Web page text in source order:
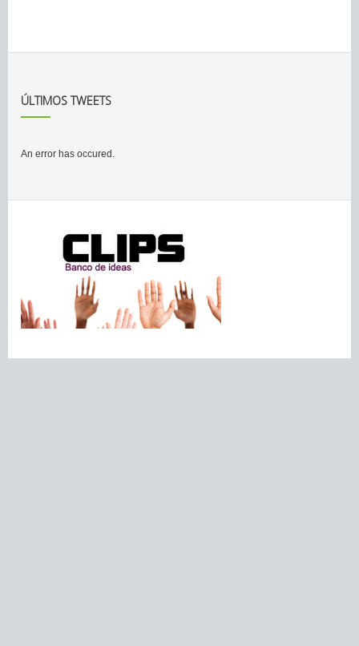
ÚLTIMOS TWEETS
An error has occured.